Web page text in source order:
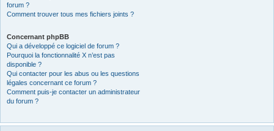
forum ?
Comment trouver tous mes fichiers joints ?
Concernant phpBB
Qui a développé ce logiciel de forum ?
Pourquoi la fonctionnalité X n’est pas
disponible ?
Qui contacter pour les abus ou les questions
légales concernant ce forum ?
Comment puis-je contacter un administrateur
du forum ?